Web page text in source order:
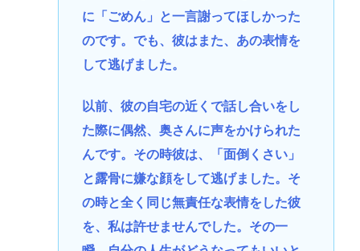
に「ごめん」と一言謝ってほしかった
のです。でも、彼はまた、あの表情を
して逃げました。
以前、彼の自宅の近くで話し合いをし
た際に偶然、奥さんに声をかけられた
んです。その時彼は、「面倒くさい」
と露骨に嫌な顔をして逃げました。そ
の時と全く同じ無責任な表情をした彼
を、私は許せませんでした。その一